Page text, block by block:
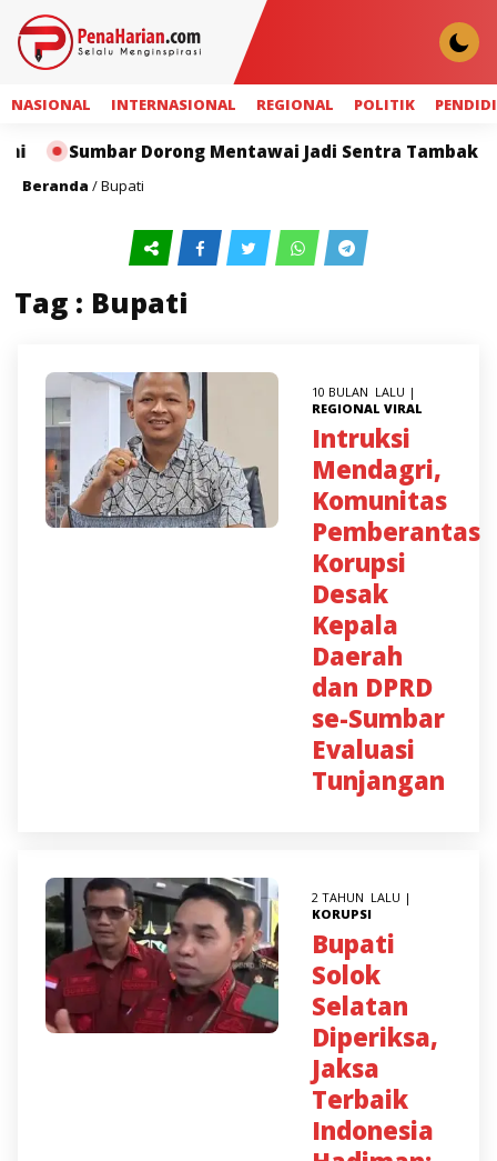
NASIONAL INTERNASIONAL REGIONAL POLITIK
Sumbar Dorong Mentawai Jadi Sentra Tambak
Beranda /Bupati
Tag : Bupati
10 BULAN LALU |
REGIONAL VIRAL
Intruksi
Mendagri,
Komunitas
Pemberantas
Korupsi
Desak
Kepala
Daerah
dan DPRD
se-Sumbar
Evaluasi
Tunjangan
2 TAHUN LALU |
KORUPSI
Bupati
Solok
Selatan
Diperiksa,
Jaksa
Terbaik
Indonesia